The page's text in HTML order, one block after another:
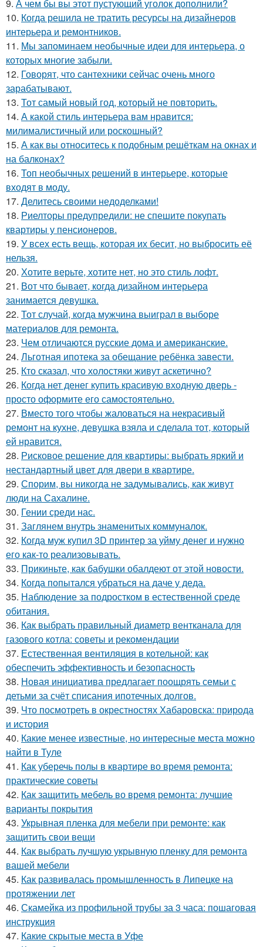
9. А чем бы вы этот пустующий уголок дополнили?
10. Когда решила не тратить ресурсы на дизайнеров
интерьера и ремонтников.
11. Мы запоминаем необычные идеи для интерьера, о
которых многие забыли.
12. Говорят, что сантехники сейчас очень много
зарабатывают.
13. Тот самый новый год, который не повторить.
14. А какой стиль интерьера вам нравится:
милималистичный или роскошный?
15. А как вы относитесь к подобным решёткам на окнах и
на балконах?
16. Топ необычных решений в интерьере, которые
входят в моду.
17. Делитесь своими недоделками!
18. Риелторы предупредили: не спешите покупать
квартиры у пенсионеров.
19. У всех есть вещь, которая их бесит, но выбросить её
нельзя.
20. Хотите верьте, хотите нет, но это стиль лофт.
21. Вот что бывает, когда дизайном интерьера
занимается девушка.
22. Тот случай, когда мужчина выиграл в выборе
материалов для ремонта.
23. Чем отличаются русские дома и американские.
24. Льготная ипотека за обещание ребёнка завести.
25. Кто сказал, что холостяки живут аскетично?
26. Когда нет денег купить красивую входную дверь -
просто оформите его самостоятельно.
27. Вместо того чтобы жаловаться на некрасивый
ремонт на кухне, девушка взяла и сделала тот, который
ей нравится.
28. Рисковое решение для квартиры: выбрать яркий и
нестандартный цвет для двери в квартире.
29. Спорим, вы никогда не задумывались, как живут
люди на Сахалине.
30. Гении среди нас.
31. Заглянем внутрь знаменитых коммуналок.
32. Когда муж купил 3D принтер за уйму денег и нужно
его как-то реализовывать.
33. Прикиньте, как бабушки обалдеют от этой новости.
34. Когда попытался убраться на даче у деда.
35. Наблюдение за подростком в естественной среде
обитания.
36. Как выбрать правильный диаметр вентканала для
газового котла: советы и рекомендации
37. Естественная вентиляция в котельной: как
обеспечить эффективность и безопасность
38. Новая инициатива предлагает поощрять семьи с
детьми за счёт списания ипотечных долгов.
39. Что посмотреть в окрестностях Хабаровска: природа
и история
40. Какие менее известные, но интересные места можно
найти в Туле
41. Как уберечь полы в квартире во время ремонта:
практические советы
42. Как защитить мебель во время ремонта: лучшие
варианты покрытия
43. Укрывная пленка для мебели при ремонте: как
защитить свои вещи
44. Как выбрать лучшую укрывную пленку для ремонта
вашей мебели
45. Как развивалась промышленность в Липецке на
протяжении лет
46. Скамейка из профильной трубы за 3 часа: пошаговая
инструкция
47. Какие скрытые места в Уфе